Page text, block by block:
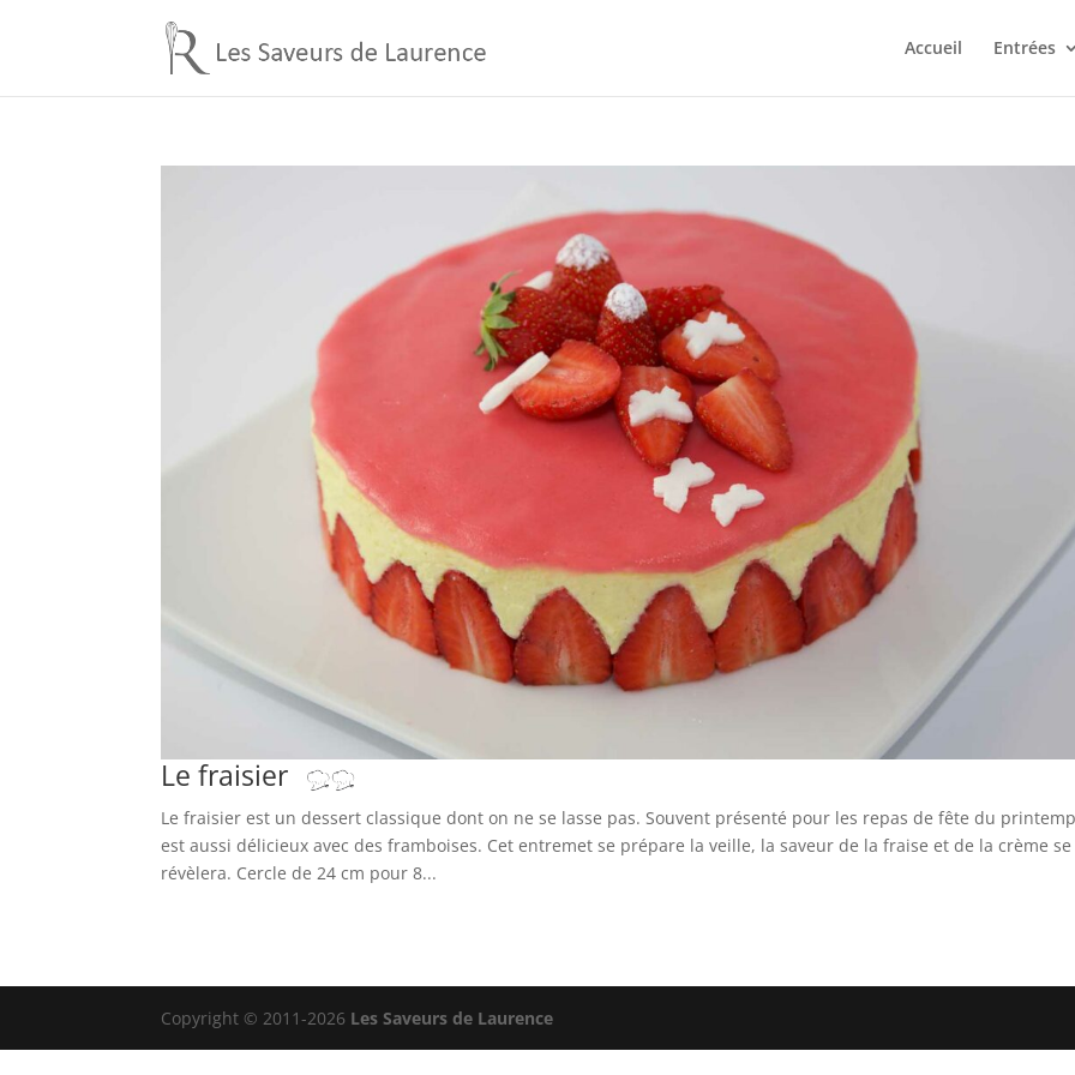
Accueil Entrées
Le fraisier
Le fraisier est un dessert classique dont on ne se lasse pas. Souvent présenté pour les repas de fête du
est aussi délicieux avec des framboises. Cet entremet se prépare la veille, la saveur de la fraise et de la crème se
révèlera. Cercle de 24 cm pour 8...
Copyright © 2011-2026 Les Saveurs de Laurence